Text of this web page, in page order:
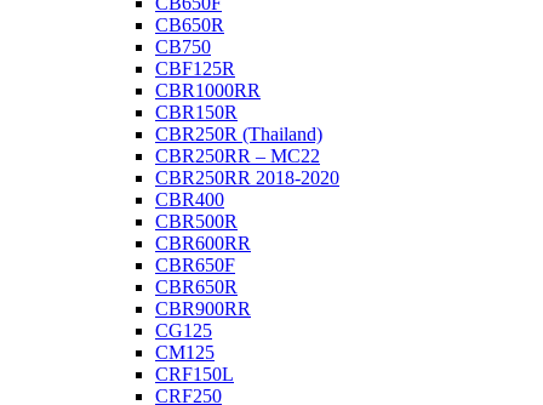
CB650R
CB750
CBF125R
CBR1000RR
CBR150R
CBR250R (Thailand)
CBR250RR – MC22
CBR250RR 2018-2020
CBR400
CBR500R
CBR600RR
CBR650F
CBR650R
CBR900RR
CG125
CM125
CRF150L
CRF250